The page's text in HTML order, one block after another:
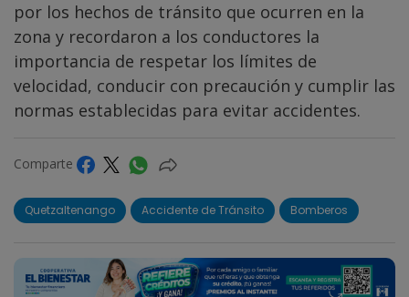
por los hechos de tránsito que ocurren en la
zona y recordaron a los conductores la
importancia de respetar los límites de
velocidad, conducir con precaución y cumplir las
normas establecidas para evitar accidentes.
Comparte
Quetzaltenango Accidente de Tránsito Bomberos